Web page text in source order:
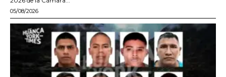
05/08/2026